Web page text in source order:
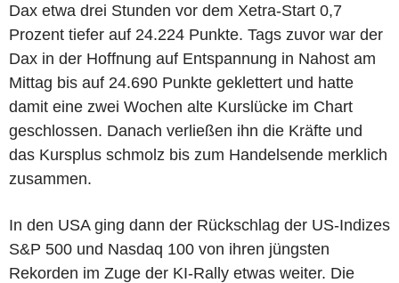
Dax etwa drei Stunden vor dem Xetra-Start 0,7
Prozent tiefer auf 24.224 Punkte. Tags zuvor war der
Dax in der Hoffnung auf Entspannung in Nahost am
Mittag bis auf 24.690 Punkte geklettert und hatte
damit eine zwei Wochen alte Kurslücke im Chart
geschlossen. Danach verließen ihn die Kräfte und
das Kursplus schmolz bis zum Handelsende merklich
zusammen.
In den USA ging dann der Rückschlag der US-Indizes
S&P 500 und Nasdaq 100 von ihren jüngsten
Rekorden im Zuge der KI-Rally etwas weiter. Die